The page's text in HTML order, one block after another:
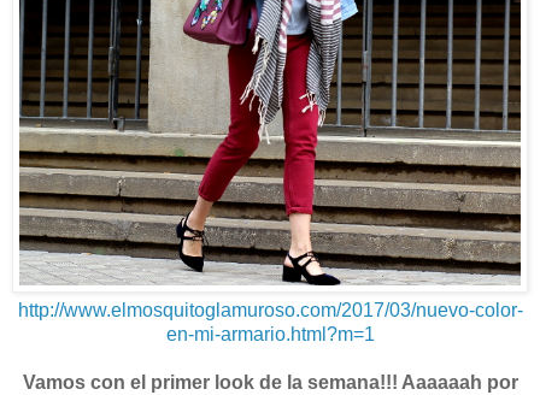
http://www.elmosquitoglamuroso.com/2017/03/nuevo-color-
en-mi-armario.html?m=1
Vamos con el primer look de la semana!!! Aaaaaah por